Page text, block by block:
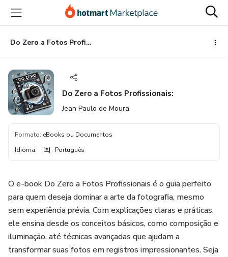
para
conteúdo
principal
para
pagamento
para
rodapé
Do Zero a Fotos Profissionais:
Do Zero a Fotos Profissionais:
Jean Paulo de Moura
Formato: eBooks ou Documentos
Idioma: Português
O e-book Do Zero a Fotos Profissionais é o guia perfeito
para quem deseja dominar a arte da fotografia, mesmo
sem experiência prévia. Com explicações claras e práticas,
ele ensina desde os conceitos básicos, como composição e
iluminação, até técnicas avançadas que ajudam a
transformar suas fotos em registros impressionantes. Seja